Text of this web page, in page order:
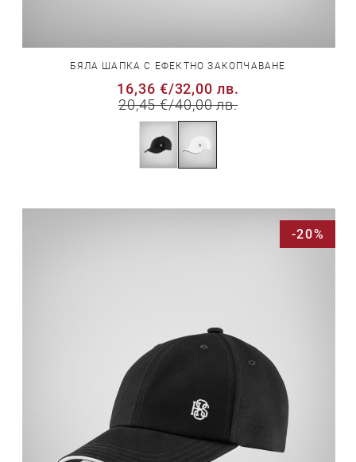
БЯЛА ШАПКА С ЕФЕКТНО ЗАКОПЧАВАНЕ
16,36 €/32,00 лв.
20,45 €/40,00 лв.
-20%